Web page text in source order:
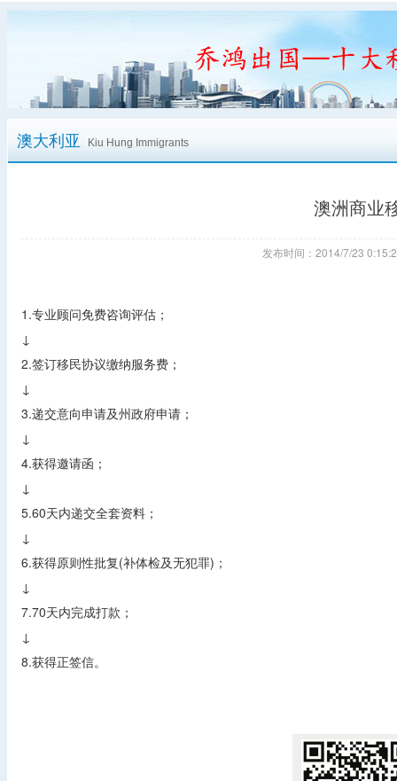
澳大利亚 Kiu Hung Immigrants
澳洲商业
发布时间：2014/7/23
1.专业顾问免费咨询评估；
↓
2.签订移民协议缴纳服务费；
↓
3.递交意向申请及州政府申请；
↓
4.获得邀请函；
↓
5.60天内递交全套资料；
↓
6.获得原则性批复(补体检及无犯罪)；
↓
7.70天内完成打款；
↓
8.获得正签信。